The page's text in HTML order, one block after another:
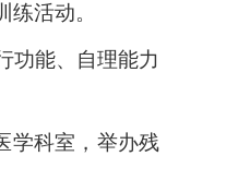
活动。
功能、自理能力
学科室，举办残